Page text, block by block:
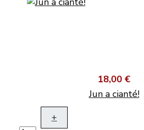
18,00 €
Jun a cianté!
+